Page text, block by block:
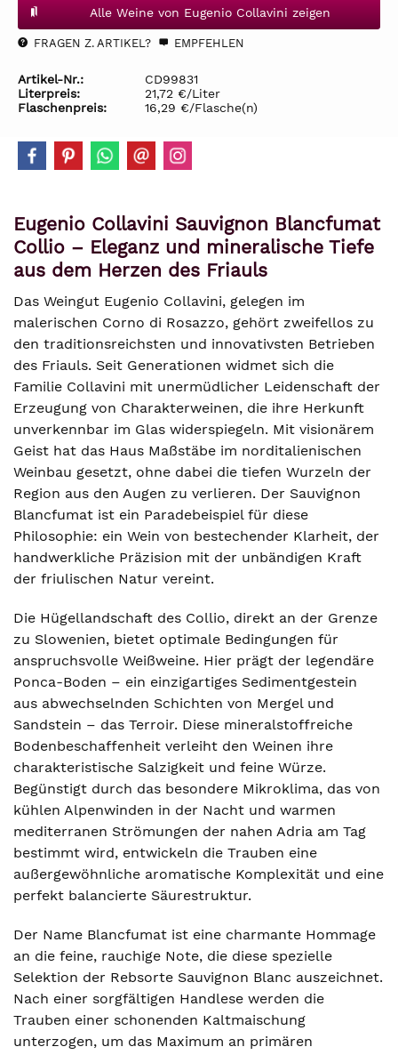
Alle Weine von Eugenio Collavini zeigen
FRAGEN Z. ARTIKEL? EMPFEHLEN
Artikel-Nr.:
CD99831
Literpreis:
21,72 €/Liter
Flaschenpreis:
16,29 €/Flasche(n)
Eugenio Collavini Sauvignon Blancfumat
Collio – Eleganz und mineralische Tiefe
aus dem Herzen des Friauls
Das Weingut Eugenio Collavini, gelegen im
malerischen Corno di Rosazzo, gehört zweifellos zu
den traditionsreichsten und innovativsten Betrieben
des Friauls. Seit Generationen widmet sich die
Familie Collavini mit unermüdlicher Leidenschaft der
Erzeugung von Charakterweinen, die ihre Herkunft
unverkennbar im Glas widerspiegeln. Mit visionärem
Geist hat das Haus Maßstäbe im norditalienischen
Weinbau gesetzt, ohne dabei die tiefen Wurzeln der
Region aus den Augen zu verlieren. Der Sauvignon
Blancfumat ist ein Paradebeispiel für diese
Philosophie: ein Wein von bestechender Klarheit, der
handwerkliche Präzision mit der unbändigen Kraft
der friulischen Natur vereint.
Die Hügellandschaft des Collio, direkt an der Grenze
zu Slowenien, bietet optimale Bedingungen für
anspruchsvolle Weißweine. Hier prägt der legendäre
Ponca-Boden – ein einzigartiges Sedimentgestein
aus abwechselnden Schichten von Mergel und
Sandstein – das Terroir. Diese mineralstoffreiche
Bodenbeschaffenheit verleiht den Weinen ihre
charakteristische Salzigkeit und feine Würze.
Begünstigt durch das besondere Mikroklima, das von
kühlen Alpenwinden in der Nacht und warmen
mediterranen Strömungen der nahen Adria am Tag
bestimmt wird, entwickeln die Trauben eine
außergewöhnliche aromatische Komplexität und eine
perfekt balancierte Säurestruktur.
Der Name Blancfumat ist eine charmante Hommage
an die feine, rauchige Note, die diese spezielle
Selektion der Rebsorte Sauvignon Blanc auszeichnet.
Nach einer sorgfältigen Handlese werden die
Trauben einer schonenden Kaltmaischung
unterzogen, um das Maximum an primären